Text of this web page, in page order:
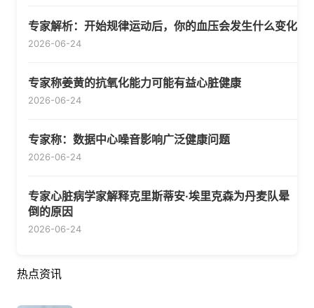
专家解析：开始规律运动后，你的血压会发生什么变化
2026-06-24
专家称姜黄的抗氧化能力可能有益心脏健康
2026-06-24
专家称：数据中心噪音影响广泛健康问题
2026-06-24
专家心脏病学家解释克里斯蒂安·埃里克森为丹麦队晕
倒的原因
2026-06-24
热点资讯